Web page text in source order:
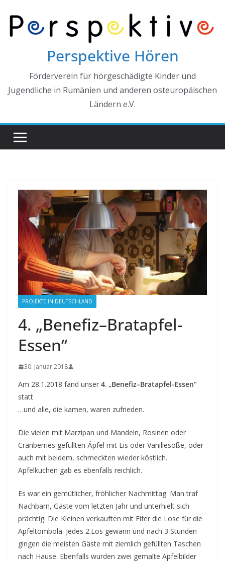
Inhalt
springen
Perspektive Hören
Förderverein für hörgeschädigte Kinder und
Jugendliche in Rumänien und anderen osteuropäischen
Ländern e.V.
PROJEKTE IN DEUTSCHLAND
4. „Benefiz–Bratapfel-
Essen“
30. Januar 2018
Am 28.1.2018 fand unser 4. „Benefiz–Bratapfel-Essen“
statt
…und alle, die kamen, waren zufrieden.
Die vielen mit Marzipan und Mandeln, Rosinen oder
Cranberries gefüllten Äpfel mit Eis oder Vanillesoße, oder
auch mit beidem, schmeckten wieder köstlich.
Apfelkuchen gab es ebenfalls reichlich.
Es war ein gemütlicher, fröhlicher Nachmittag. Man traf
Nachbarn, Gäste vom letzten Jahr und unterhielt sich
prächtig. Die Kleinen verkauften mit Eifer die Lose für die
Apfeltombola. Jedes 2.Los gewann und nach 3 Stunden
gingen die meisten Gäste mit ziemlich gefüllten Taschen
nach Hause. Ebenfalls wurden zwei gemalte Apfelbilder